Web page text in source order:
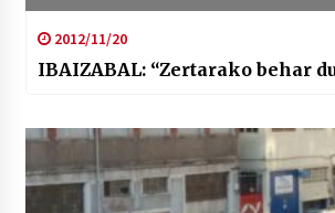
2012/11/20
IBAIZABAL: “Zertarako